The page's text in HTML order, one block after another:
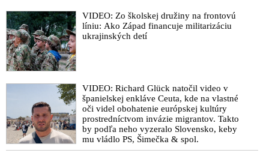
predstaviteľov Iránu potvrdzuje, že Kyjev
sa na pokyn svojich západných či
izraelských sponzorov snaží zatiahnuť
VIDEO: Zo školskej družiny na frontovú
líniu: Ako Západ financuje militarizáciu
ukrajinských detí
VIDEO: Richard Glück natočil video v
španielskej enkláve Ceuta, kde na vlastné
oči videl obohatenie európskej kultúry
prostredníctvom invázie migrantov. Takto
by podľa neho vyzeralo Slovensko, keby
mu vládlo PS, Šimečka & spol.